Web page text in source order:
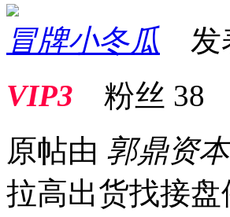
冒牌小冬瓜 发
VIP3 粉丝 38
原帖由 郭鼎资
拉高出货找接